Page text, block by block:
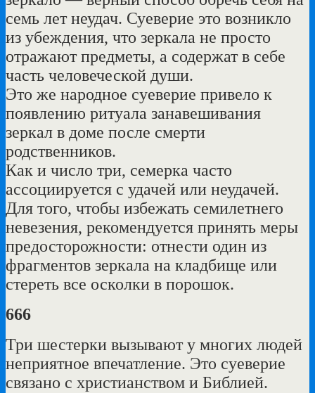
семь лет неудач. Суеверие это возникло
из убеждения, что зеркала не просто
отражают предметы, а содержат в себе
часть человеческой души.
Это же народное суеверие привело к
появлению ритуала занавешивания
зеркал в доме после смерти
родственников.
Как и число три, семерка часто
ассоциируется с удачей или неудачей.
Для того, чтобы избежать семилетнего
невезения, рекомендуется принять меры
предосторожности: отнести один из
фрагментов зеркала на кладбище или
стереть все осколки в порошок.
666
Три шестерки вызывают у многих людей
неприятное впечатление. Это суеверие
связано с христианством и Библией.